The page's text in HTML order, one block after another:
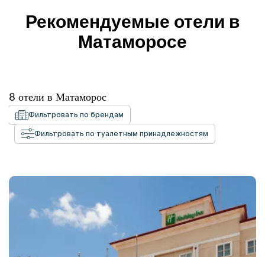
Рекомендуемые отели в
Матаморосе
8 отели в Матаморос
Фильтровать по брендам
Фильтровать по туалетным принадлежностям